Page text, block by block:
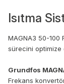
Isıtma
MAGNA3 50-100
sürecini optimize
Grundfos
Frekans